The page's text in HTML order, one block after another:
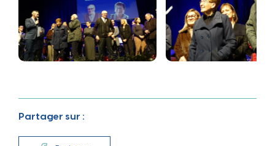
Partager sur :